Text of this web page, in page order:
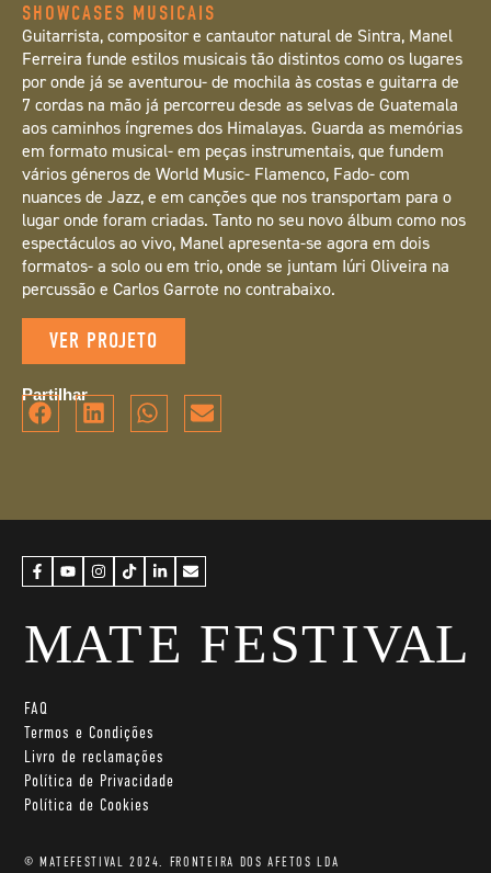
SHOWCASES MUSICAIS
Guitarrista, compositor e cantautor natural de Sintra, Manel
Ferreira funde estilos musicais tão distintos como os lugares
por onde já se aventurou- de mochila às costas e guitarra de
7 cordas na mão já percorreu desde as selvas de Guatemala
aos caminhos íngremes dos Himalayas. Guarda as memórias
em formato musical- em peças instrumentais, que fundem
vários géneros de World Music- Flamenco, Fado- com
nuances de Jazz, e em canções que nos transportam para o
lugar onde foram criadas. Tanto no seu novo álbum como nos
espectáculos ao vivo, Manel apresenta-se agora em dois
formatos- a solo ou em trio, onde se juntam Iúri Oliveira na
percussão e Carlos Garrote no contrabaixo.
VER PROJETO
Partilhar
FAQ
Termos e Condições
Livro de reclamações
Política de Privacidade
Política de Cookies
© MATEFESTIVAL 2024. FRONTEIRA DOS AFETOS LDA